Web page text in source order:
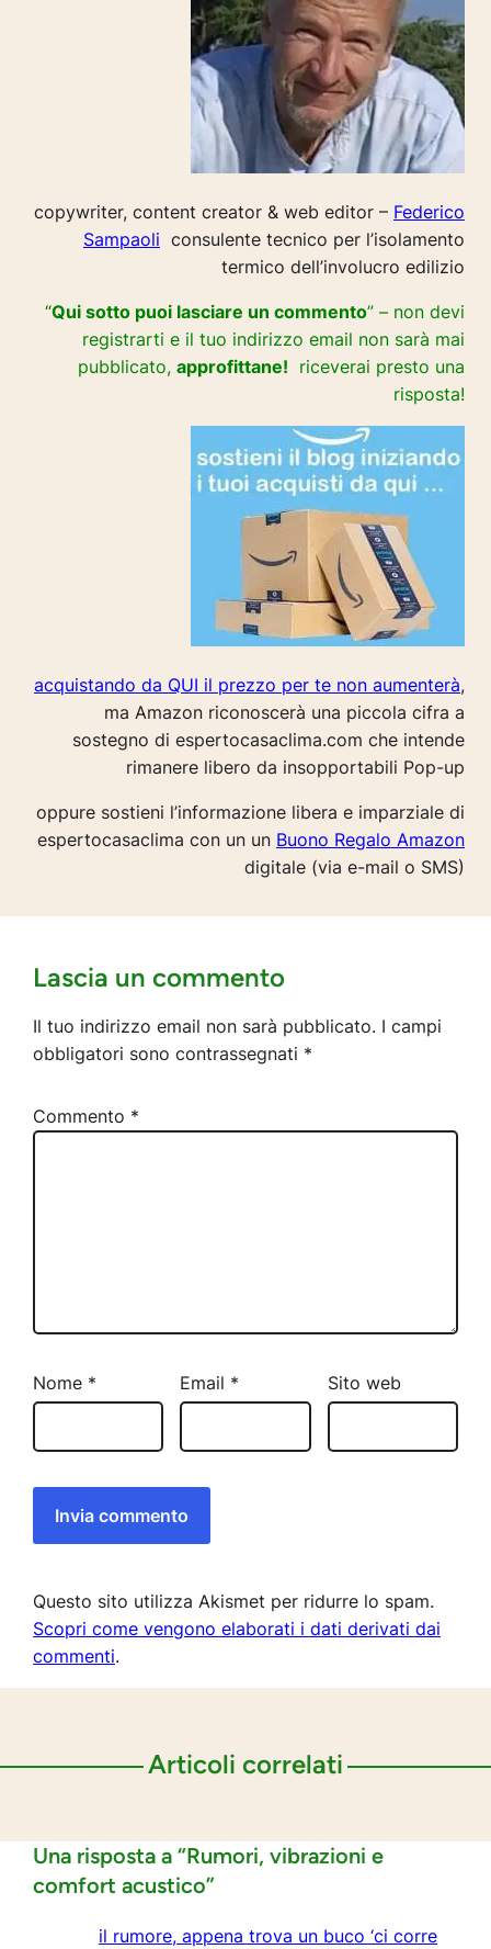
copywriter, content creator & web editor – Federico
Sampaoli consulente tecnico per l’isolamento
termico dell’involucro edilizio
“Qui sotto puoi lasciare un commento” – non devi
registrarti e il tuo indirizzo email non sarà mai
pubblicato, approfittane! riceverai presto una
risposta!
acquistando da QUI il prezzo per te non aumenterà,
ma Amazon riconoscerà una piccola cifra a
sostegno di espertocasaclima.com che intende
rimanere libero da insopportabili Pop-up
oppure sostieni l’informazione libera e imparziale di
espertocasaclima con un un Buono Regalo Amazon
digitale (via e-mail o SMS)
Lascia un commento
Il tuo indirizzo email non sarà pubblicato. I campi
obbligatori sono contrassegnati *
Commento *
Nome * Email * Sito web
Questo sito utilizza Akismet per ridurre lo spam.
Scopri come vengono elaborati i dati derivati dai
commenti.
Articoli correlati
Una risposta a “Rumori, vibrazioni e
comfort acustico”
il rumore, appena trova un buco ‘ci corre